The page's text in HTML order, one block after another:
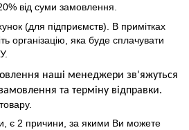
від суми замовлення.
(для підприємств). В примітках
організацію, яка буде сплачувати
наші менеджери зв'яжуться
та терміну відправки.
є 2 причини, за якими Ви можете